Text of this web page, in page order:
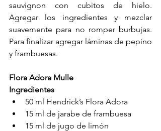
sauvignon con cubitos de hielo.
Agregar los ingredientes y mezclar
suavemente para no romper burbujas.
Para finalizar agregar láminas de pepino
y frambuesas.
Flora Adora Mulle
Ingredientes
50 ml Hendrick’s Flora Adora
15 ml de jarabe de frambuesa
15 ml de jugo de limón